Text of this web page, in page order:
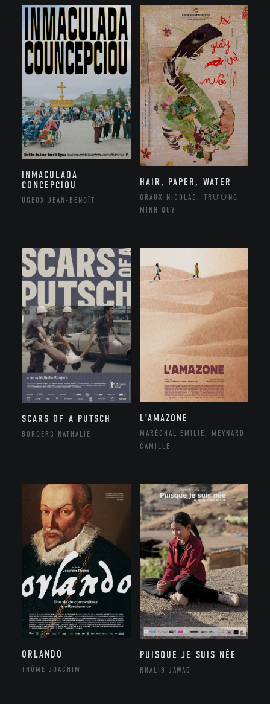
INMACULADA
CONCEPCIOU
UGEUX JEAN-BENOÎT
HAIR, PAPER, WATER
GRAUX NICOLAS, TRƯƠNG
MINH QUÝ
SCARS OF A PUTSCH
BORGERS NATHALIE
L’AMAZONE
MARÉCHAL EMILIE, MEYNARD
CAMILLE
ORLANDO
THÔME JOACHIM
PUISQUE JE SUIS NÉE
RHALIB JAWAD